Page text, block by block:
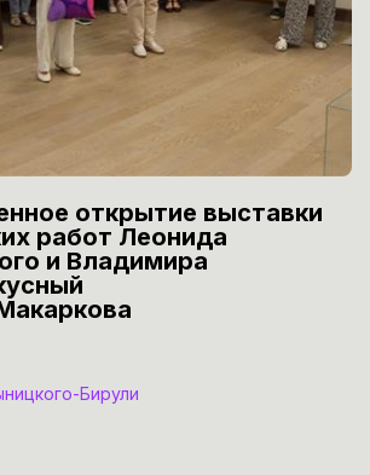
открытие выставки
работ Леонида
и Владимира
Бирули